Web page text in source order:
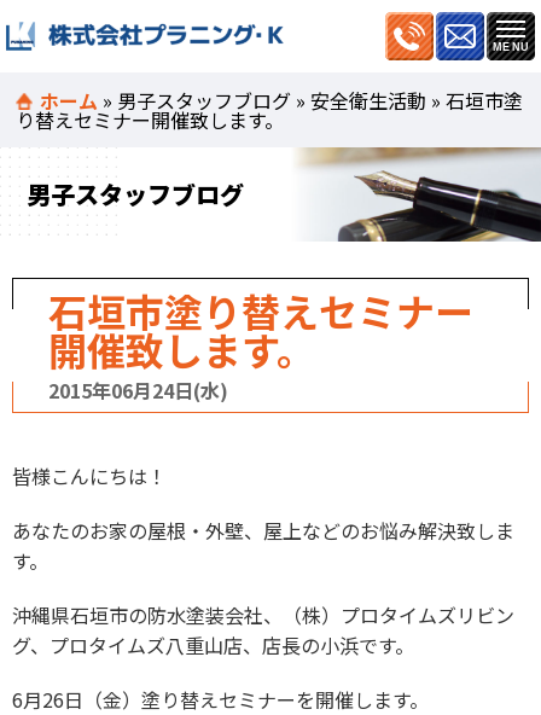
ホーム » 男子スタッフブログ »安全衛生活動 »石垣市塗
り替えセミナー開催致します。
男子スタッフブログ
石垣市塗り替えセミナー
開催致します。
2015年06月24日(水)
皆様こんにちは！
あなたのお家の屋根・外壁、屋上などのお悩み解決致しま
す。
沖縄県石垣市の防水塗装会社、（株）プロタイムズリビン
グ、プロタイムズ八重山店、店長の小浜です。
6月26日（金）塗り替えセミナーを開催します。